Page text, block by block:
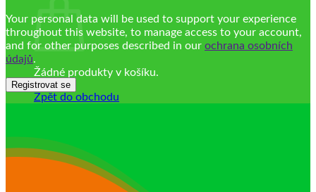
Žádné produkty v košíku.
Zpět do obchodu
Your personal data will be used to support your experience
throughout this website, to manage access to your account,
and for other purposes described in our ochrana osobních
údajů.
Registrovat se